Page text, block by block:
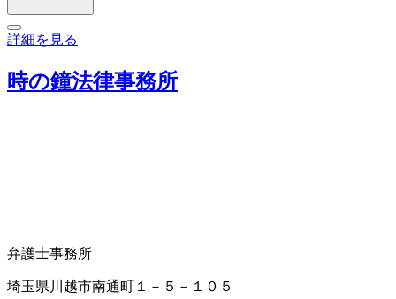
詳細を見る
時の鐘法律事務所
弁護士事務所
埼玉県川越市南通町１－５－１０５